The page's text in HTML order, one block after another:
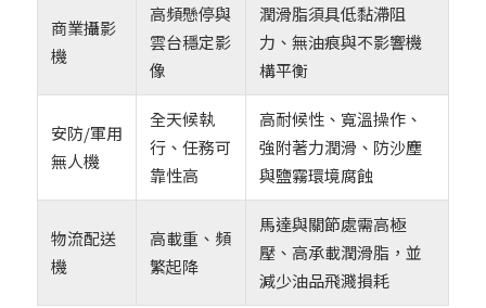
商業攝影
機
高頻懸停與
雲台穩定影
像
潤滑脂須具低黏滯阻
力、無油痕與不影響機
構平衡
安防/軍用
無人機
全天候執
行、任務可
靠性高
高耐候性、寬溫操作、
強附著力潤滑、防沙塵
與鹽霧環境腐蝕
物流配送
機
高載重、頻
繁起降
馬達與關節處需高極
壓、高承載潤滑脂，並
減少油品飛濺損耗